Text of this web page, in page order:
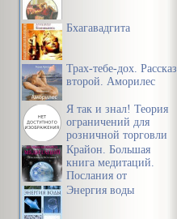
Бхагавадгита
Трах-тебе-дох. Рассказ
второй. Аморилес
Я так и знал! Теория
ограничений для
розничной торговли
Крайон. Большая
книга медитаций.
Послания от
Источника
Энергия воды